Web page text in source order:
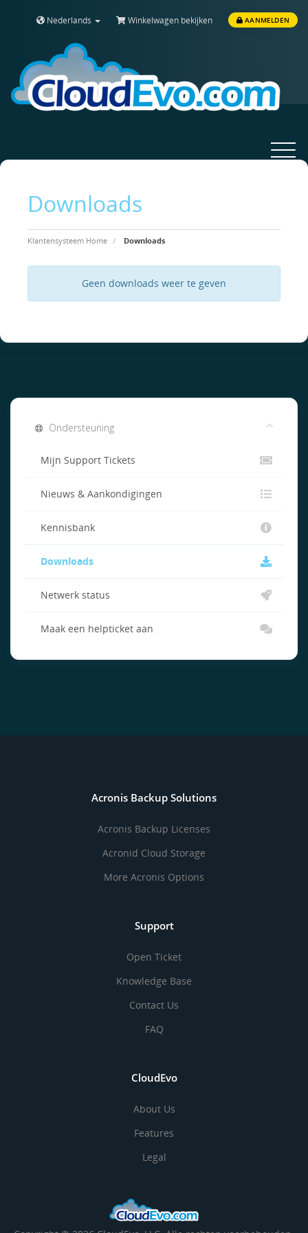
Nederlands Winkelwagen bekijken AANMELDEN
Toggle
Downloads
Klantensysteem Home Downloads
Geen downloads weer te geven
Ondersteuning
Mijn Support Tickets
Nieuws & Aankondigingen
Kennisbank
Downloads
Netwerk status
Maak een helpticket aan
Acronis Backup Solutions
Acronis Backup Licenses
Acronid Cloud Storage
More Acronis Options
Support
Open Ticket
Knowledge Base
Contact Us
FAQ
CloudEvo
About Us
Features
Legal